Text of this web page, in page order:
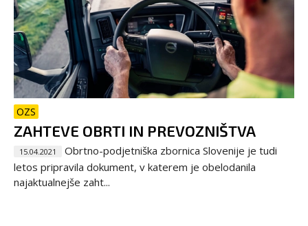
OZS
ZAHTEVE OBRTI IN PREVOZNIŠTVA
15.04.2021
Obrtno-podjetniška zbornica Slovenije je tudi
letos pripravila dokument, v katerem je obelodanila
najaktualnejše zaht...